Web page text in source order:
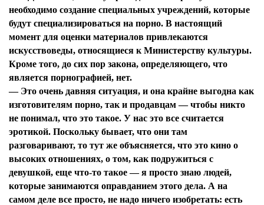
необходимо создание специальных учреждений, которые
будут специализироваться на порно. В настоящий
момент для оценки материалов привлекаются
искусствоведы, относящиеся к Министерству культуры.
Кроме того, до сих пор закона, определяющего, что
является порнографией, нет.
— Это очень давняя ситуация, и она крайне выгодна как
изготовителям порно, так и продавцам — чтобы никто
не понимал, что это такое. У нас это все считается
эротикой. Поскольку бывает, что они там
разговаривают, то тут же объясняется, что это кино о
высоких отношениях, о том, как подружиться с
девушкой, еще что-то такое — я просто знаю людей,
которые занимаются оправданием этого дела. А на
самом деле все просто, не надо ничего изобретать: есть